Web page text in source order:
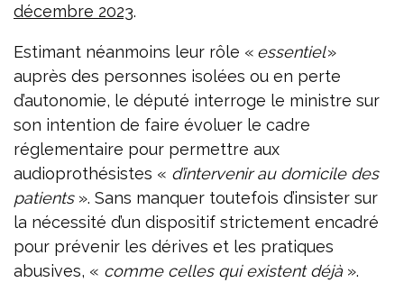
décembre 2023.
Estimant néanmoins leur rôle « essentiel»
auprès des personnes isolées ou en perte
d’autonomie, le député interroge le ministre sur
son intention de faire évoluer le cadre
réglementaire pour permettre aux
audioprothésistes « d’intervenir au domicile des
patients». Sans manquer toutefois d’insister sur
la nécessité d’un dispositif strictement encadré
pour prévenir les dérives et les pratiques
abusives, « comme celles qui existent déjà ».